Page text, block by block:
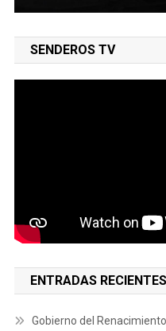
SENDEROS TV
ENTRADAS RECIENTES
Gobierno del